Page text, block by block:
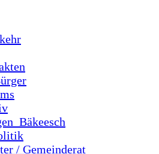
/ Gemeinderat